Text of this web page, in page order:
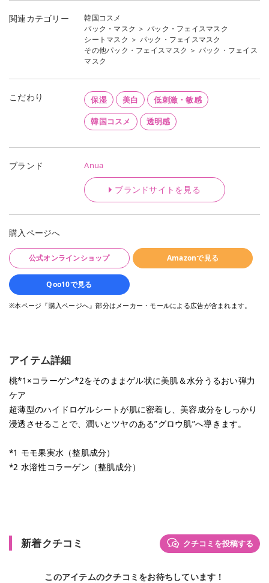
関連カテゴリー
韓国コスメ
パック・マスク ＞ パック・フェイスマスク
シートマスク ＞ パック・フェイスマスク
その他パック・フェイスマスク ＞ パック・フェイス
マスク
こだわり 保湿 美白 低刺激・敏感
韓国コスメ 透明感
ブランド Anua
ブランドサイトを見る
購入ページへ
公式オンラインショップ Amazonで見る
Qoo10で見る
※本ページ『購入ページへ』部分はメーカー・モールによる広告が含まれます。
アイテム詳細
桃*1×コラーゲン*2をそのままゲル状に美肌＆水分うるおい弾力
ケア
超薄型のハイドロゲルシートが肌に密着し、美容成分をしっかり
浸透させることで、潤いとツヤのある”グロウ肌”へ導きます。
*1 モモ果実水（整肌成分）
*2 水溶性コラーゲン（整肌成分）
新着クチコミ クチコミを投稿する
このアイテムのクチコミをお待ちしています！